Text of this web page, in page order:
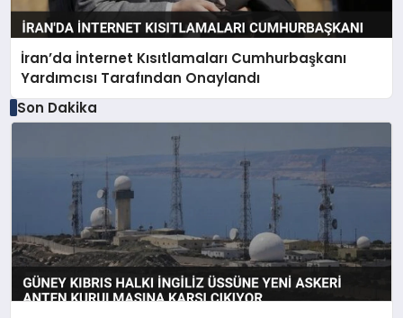
İran’da İnternet Kısıtlamaları Cumhurbaşkanı
Yardımcısı Tarafından Onaylandı
Son Dakika